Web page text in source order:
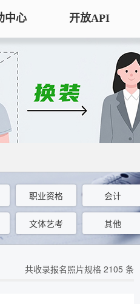
回执
证件照采集
大学生
全国中
银行社保
退役军人
中小学证
高校证
正优
）
，不
米、
证
将单
用
常
A3/
中心 开放API
职业资格 会计
文体艺考 其他
共收录报名照片规格 2105 条